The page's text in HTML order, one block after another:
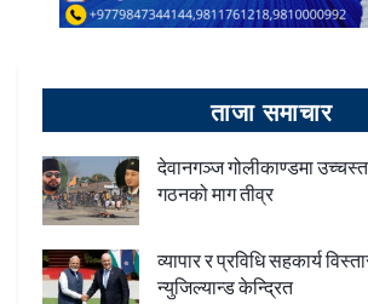
ताजा समाचार
देवानगञ्ज गोलीकाण्डमा
गठनको माग तीव्र
व्यापार र प्रविधि सहकार्य
न्युजिल्यान्ड केन्द्रित